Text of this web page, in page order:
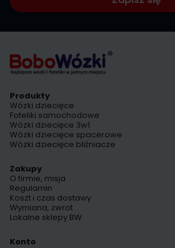
Produkty
Wózki dziecięce
Foteliki samochodowe
Wózki dziecięce 3w1
Wózki dziecięce spacerowe
Wózki dziecięce bliźniacze
Zakupy
O firmie, misja
Regulamin
Koszt i czas dostawy
Wymiana, zwrot
Lokalne sklepy BW
Konto